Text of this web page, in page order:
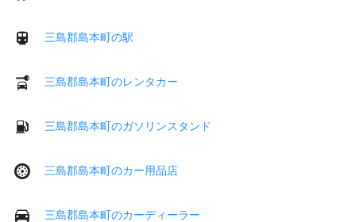
三島郡島本町の駅
三島郡島本町のレンタカー
三島郡島本町のガソリンスタンド
三島郡島本町のカー用品店
三島郡島本町のカーディーラー